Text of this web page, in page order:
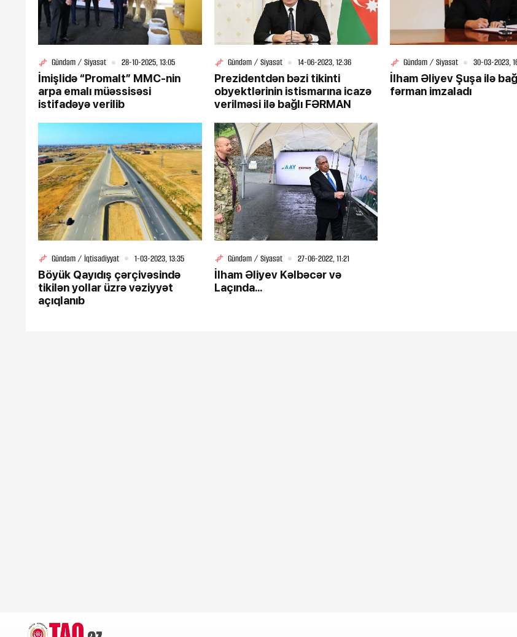
Gündəm / Siyasət 28-10-2025, 13:05
İmişlidə “Promalt” MMC-nin
arpa emalı müəssisəsi
istifadəyə verilib
Gündəm / Siyasət 14-06-2023, 12:36
Prezidentdən bəzi tikinti
obyektlərinin istismarına icazə
verilməsi ilə bağlı FƏRMAN
Gündəm / Siyasət 30-03-2023,
İlham Əliyev Şuşa ilə
fərman imzaladı
Gündəm / İqtisadiyyat 1-03-2023, 13:35
Böyük Qayıdış çərçivəsində
tikilən yollar üzrə vəziyyət
açıqlanıb
Gündəm / Siyasət 27-06-2022, 11:21
İlham Əliyev Kəlbəcər və
Laçında...